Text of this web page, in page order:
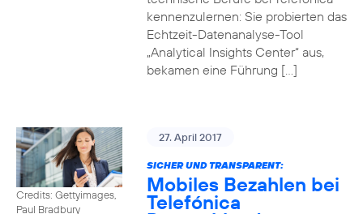
kennenzulernen: Sie probierten das
Echtzeit-Datenanalyse-Tool
„Analytical Insights Center“ aus,
bekamen eine Führung […]
Credits: Gettyimages,
Paul Bradbury
27. April 2017
SICHER UND TRANSPARENT:
Mobiles Bezahlen bei
Telefónica